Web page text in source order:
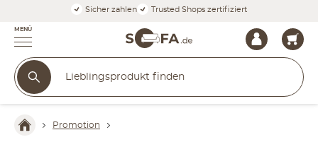
Sicher zahlen Trusted Shops zertifiziert
MENÜ
Promotion